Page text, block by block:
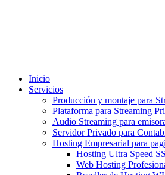
Inicio
Servicios
Producción y montaje para
Plataforma para Streaming
Audio Streaming para
Servidor Privado para
Hosting Empresarial para
Hosting Ultra Speed
Web Hosting